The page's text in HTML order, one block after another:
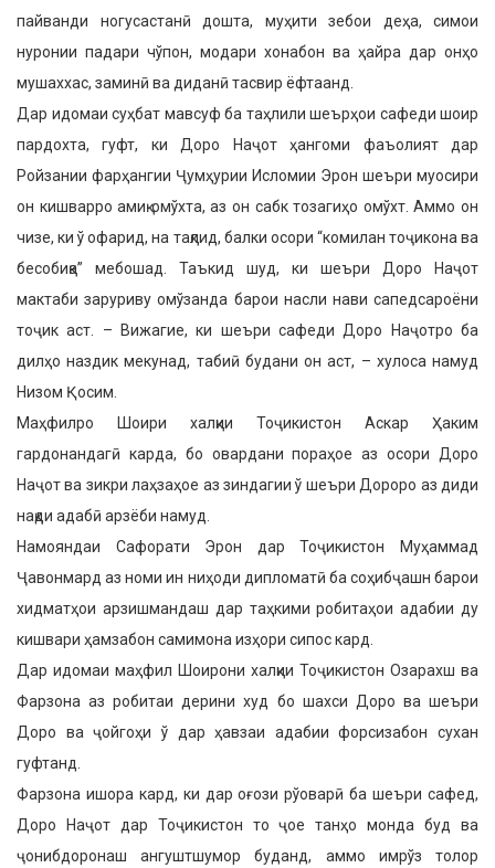
пайванди ногусастанӣ дошта, муҳити зебои деҳа, симои
нуронии падари чўпон, модари хонабон ва ҳайра дар онҳо
мушаххас, заминӣ ва диданӣ тасвир ёфтаанд.
Дар идомаи суҳбат мавсуф ба таҳлили шеърҳои сафеди шоир
пардохта, гуфт, ки Доро Наҷот ҳангоми фаъолият дар
Ройзании фарҳангии Ҷумҳурии Исломии Эрон шеъри муосири
он кишварро амиқ омўхта, аз он сабк тозагиҳо омўхт. Аммо он
чизе, ки ў офарид, на тақлид, балки осори “комилан тоҷикона ва
бесобиқа” мебошад. Таъкид шуд, ки шеъри Доро Наҷот
мактаби заруриву омўзанда барои насли нави сапедсароёни
тоҷик аст. – Вижагие, ки шеъри сафеди Доро Наҷотро ба
дилҳо наздик мекунад, табиӣ будани он аст, – хулоса намуд
Низом Қосим.
Маҳфилро Шоири халқии Тоҷикистон Аскар Ҳаким
гардонандагӣ карда, бо овардани пораҳое аз осори Доро
Наҷот ва зикри лаҳзаҳое аз зиндагии ў шеъри Дороро аз диди
нақди адабӣ арзёби намуд.
Намояндаи Сафорати Эрон дар Тоҷикистон Муҳаммад
Ҷавонмард аз номи ин ниҳоди дипломатӣ ба соҳибҷашн барои
хидматҳои арзишмандаш дар таҳкими робитаҳои адабии ду
кишвари ҳамзабон самимона изҳори сипос кард.
Дар идомаи маҳфил Шоирони халқии Тоҷикистон Озарахш ва
Фарзона аз робитаи дерини худ бо шахси Доро ва шеъри
Доро ва ҷойгоҳи ў дар ҳавзаи адабии форсизабон сухан
гуфтанд.
Фарзона ишора кард, ки дар оғози рўоварӣ ба шеъри сафед,
Доро Наҷот дар Тоҷикистон то ҷое танҳо монда буд ва
ҷонибдоронаш ангуштшумор буданд, аммо имрўз толор